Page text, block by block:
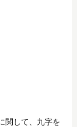
関して、九字を